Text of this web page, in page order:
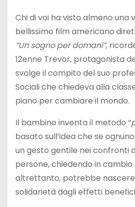
Chi di voi ha visto almeno una
bellissimo film americano
“Un sogno per domani”,
12enne Trevor, protagonista
svolge il compito del suo
Sociali che chiedeva alla
piano per cambiare il mondo.
Il bambino inventa il metodo “
basato sull’idea che se
un gesto gentile nei confronti
persone, chiedendo in cambio
altrettanto, potrebbe
solidarietà dagli effetti